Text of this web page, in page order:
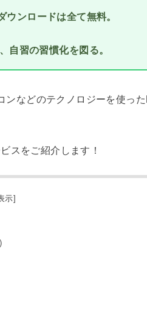
ンロードは全て無料。
習の習慣化を図る。
ンなどのテクノロジーを使っ
スをご紹介します！
示